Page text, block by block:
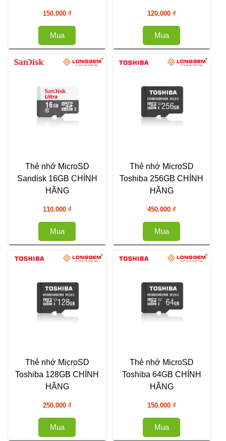
150.000 ₫
Mua
120.000 ₫
Mua
Thẻ nhớ MicroSD
Sandisk 16GB CHÍNH
HÃNG
110.000 ₫
Mua
Thẻ nhớ MicroSD
Toshiba 256GB CHÍNH
HÃNG
450.000 ₫
Mua
Thẻ nhớ MicroSD
Toshiba 128GB CHÍNH
HÃNG
250.000 ₫
Mua
Thẻ nhớ MicroSD
Toshiba 64GB CHÍNH
HÃNG
150.000 ₫
Mua